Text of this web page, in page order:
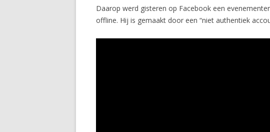
Daarop werd gisteren op Facebook een
offline. Hij is gemaakt door een “niet authentiek